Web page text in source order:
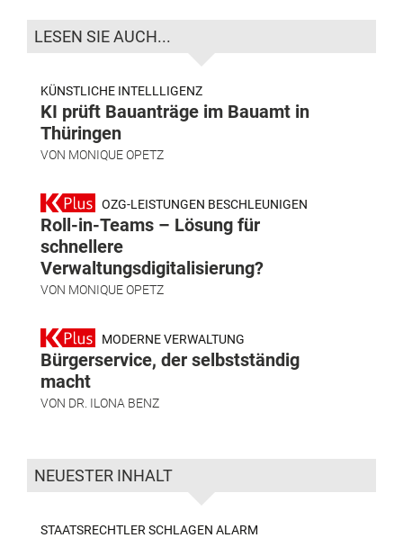
LESEN SIE AUCH...
KÜNSTLICHE INTELLLIGENZ
KI prüft Bauanträge im Bauamt in
Thüringen
VON MONIQUE OPETZ
OZG-LEISTUNGEN BESCHLEUNIGEN
Roll-in-Teams – Lösung für
schnellere
Verwaltungsdigitalisierung?
VON MONIQUE OPETZ
MODERNE VERWALTUNG
Bürgerservice, der selbstständig
macht
VON DR. ILONA BENZ
NEUESTER INHALT
STAATSRECHTLER SCHLAGEN ALARM